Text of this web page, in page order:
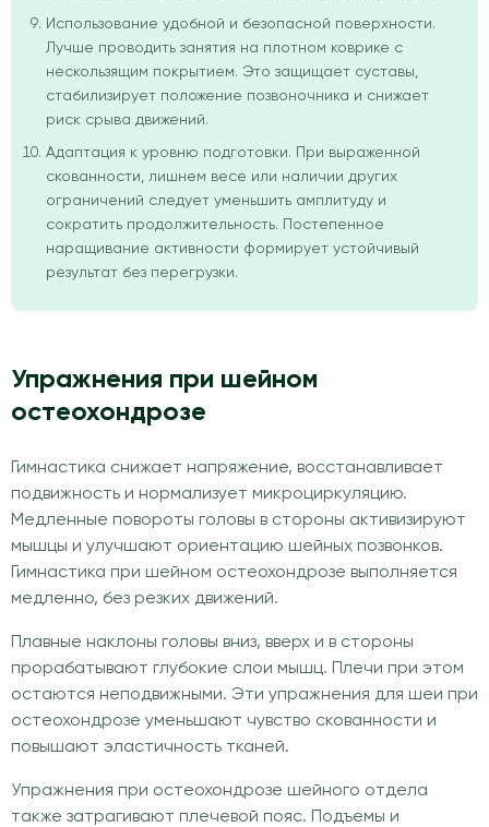
Использование удобной и безопасной поверхности.
Лучше проводить занятия на плотном коврике с
нескользящим покрытием. Это защищает суставы,
стабилизирует положение позвоночника и снижает
риск срыва движений.
Адаптация к уровню подготовки. При выраженной
скованности, лишнем весе или наличии других
ограничений следует уменьшить амплитуду и
сократить продолжительность. Постепенное
наращивание активности формирует устойчивый
результат без перегрузки.
Упражнения при шейном
остеохондрозе
Гимнастика снижает напряжение, восстанавливает
подвижность и нормализует микроциркуляцию.
Медленные повороты головы в стороны активизируют
мышцы и улучшают ориентацию шейных позвонков.
Гимнастика при шейном остеохондрозе выполняется
медленно, без резких движений.
Плавные наклоны головы вниз, вверх и в стороны
прорабатывают глубокие слои мышц. Плечи при этом
остаются неподвижными. Эти упражнения для шеи при
остеохондрозе уменьшают чувство скованности и
повышают эластичность тканей.
Упражнения при остеохондрозе шейного отдела
также затрагивают плечевой пояс. Подъемы и